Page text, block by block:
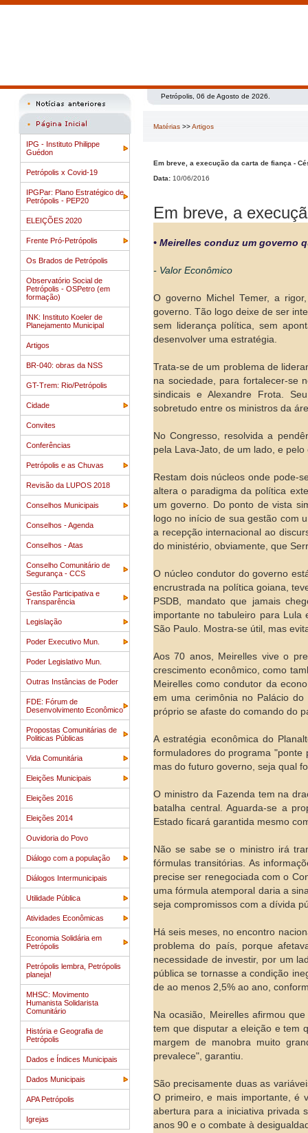
IPG - Instituto Philippe
Guédon
Petrópolis x Covid-19
IPGPar: Plano Estratégico de
Petrópolis - PEP20
ELEIÇÕES 2020
Frente Pró-Petrópolis
Os Brados de Petrópolis
Observatório Social de
Petrópolis - OSPetro (em
formação)
INK: Instituto Koeler de
Planejamento Municipal
Artigos
BR-040: obras da NSS
GT-Trem: Rio/Petrópolis
Cidade
Convites
Conferências
Petrópolis e as Chuvas
Revisão da LUPOS 2018
Conselhos Municipais
Conselhos - Agenda
Conselhos - Atas
Conselho Comunitário de
Segurança - CCS
Gestão Participativa e
Transparência
Legislação
Poder Executivo Mun.
Poder Legislativo Mun.
Outras Instâncias de Poder
FDE: Fórum de
Desenvolvimento Econômico
Propostas Comunitárias de
Politicas Públicas
Vida Comunitária
Eleições Municipais
Eleições 2016
Eleições 2014
Ouvidoria do Povo
Diálogo com a população
Diálogos Intermunicipais
Utilidade Pública
Atividades Econômicas
Economia Solidária em
Petrópolis
Petrópolis lembra, Petrópolis
planeja!
MHSC: Movimento
Humanista Solidarista
Comunitário
História e Geografia de
Petrópolis
Dados e Índices Municipais
Dados Municipais
APA Petrópolis
Igrejas
Petrópolis, 06 de Agosto de 2026.
Matérias >>Artigos
Em breve, a execução da carta de fiança -
Data: 10/06/2016
Em breve, a
• Meirelles conduz um governo
- Valor Econômico
O governo Michel Temer, a
governo. Tão logo deixe de ser
sem liderança política, sem
desenvolver uma estratégia.
Trata-se de um problema de
na sociedade, para fortalecer-se
sindicais e Alexandre Frota.
sobretudo entre os ministros da
No Congresso, resolvida a
pela Lava-Jato, de um lado, e
Restam dois núcleos onde pode-
altera o paradigma da política
um governo. Do ponto de vista
logo no início de sua gestão com
a recepção internacional ao
do ministério, obviamente, que
O núcleo condutor do governo
encrustrada na política goiana,
PSDB, mandato que jamais
importante no tabuleiro para Lula
São Paulo. Mostra-se útil, mas
Aos 70 anos, Meirelles vive o
crescimento econômico, como
Meirelles como condutor da
em uma cerimônia no Palácio
próprio se afaste do comando do
A estratégia econômica do
formuladores do programa "ponte
mas do futuro governo, seja qual
O ministro da Fazenda tem na
batalha central. Aguarda-se a
Estado ficará garantida mesmo
Não se sabe se o ministro irá
fórmulas transitórias. As
precise ser renegociada com o
uma fórmula atemporal daria a
seja compromissos com a dívida
Há seis meses, no encontro
problema do país, porque
necessidade de investir, por um
pública se tornasse a condição
de ao menos 2,5% ao ano,
Na ocasião, Meirelles afirmou
tem que disputar a eleição e tem
margem de manobra muito
prevalece", garantiu.
São precisamente duas as
O primeiro, e mais importante, é
abertura para a iniciativa privada
anos 90 e o combate à